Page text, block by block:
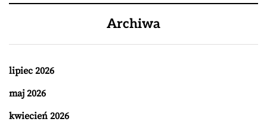
Archiwa
lipiec 2026
maj 2026
kwiecień 2026